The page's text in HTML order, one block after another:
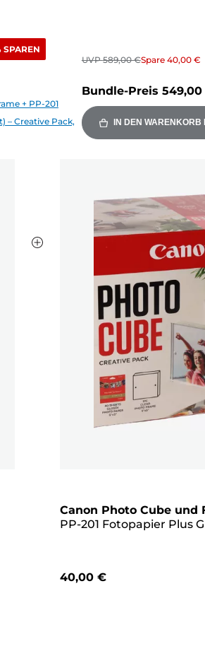
SPAREN
+ PP-201
– Creative Pack,
UVP589,00 €Spare 40,00 €
Bundle-Preis
IN DEN WARENKORB
Canon Photo Cube und
PP-201 Fotopapier Plus
40,00 €